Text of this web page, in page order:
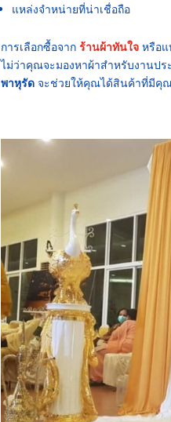
แหล่งจำหน่ายที่น่าเชื่อถือ
การเลือกซื้อจาก ร้านผ้าทันใจ หรือแ
ไม่ว่าคุณจะมองหาผ้าสำหรับงานปร
พาหุรัด จะช่วยให้คุณได้สินค้าที่มีคุ